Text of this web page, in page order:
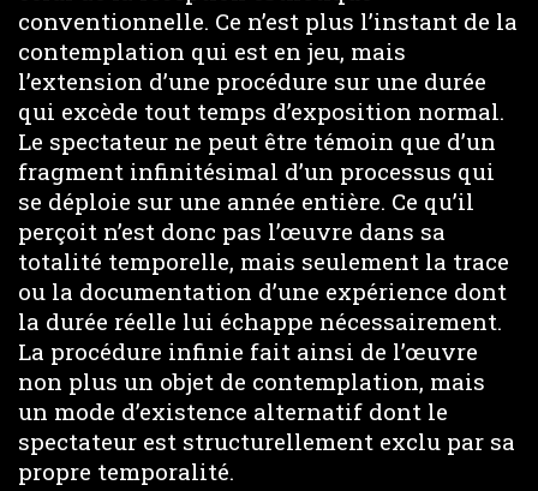
conventionnelle. Ce n’est plus l’instant de la
contemplation qui est en jeu, mais
l’extension d’une procédure sur une durée
qui excède tout temps d’exposition normal.
Le spectateur ne peut être témoin que d’un
fragment infinitésimal d’un processus qui
se déploie sur une année entière. Ce qu’il
perçoit n’est donc pas l’œuvre dans sa
totalité temporelle, mais seulement la trace
ou la documentation d’une expérience dont
la durée réelle lui échappe nécessairement.
La procédure infinie fait ainsi de l’œuvre
non plus un objet de contemplation, mais
un mode d’existence alternatif dont le
spectateur est structurellement exclu par sa
propre temporalité.